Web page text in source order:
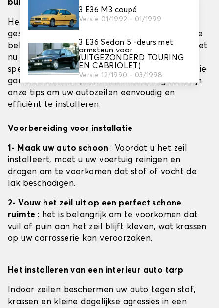
3 E36 M3 coupé
Versie 01/1992 - 01/1999
3 E36 Sedan 5 -deurs met
armsteun voor
(UITGEZONDERD TOURING
EN CABRIOLET)
Versie 12/1990 - 03/1998
buiten en hagelbarrière)
Het beschermen van uw voertuig met een
geschikt zeildoek is essentieel om het uiterlijk te
behouden en de levensduur te verlengen. Of het
nu gaat om dekzeilen voor binnen, buiten of
speciaal gebruik tegen hagel, de juiste installatie
garandeert een optimale bescherming. Hier zijn
onze tips om uw autozeilen eenvoudig en
efficiënt te installeren.
Voorbereiding voor installatie
1- Maak uw auto schoon: Voordat u het zeil
installeert, moet u uw voertuig reinigen en
drogen om te voorkomen dat stof of vocht de
lak beschadigen.
2- Vouw het zeil uit op een perfect schone
ruimte : het is belangrijk om te voorkomen dat
vuil of puin aan het zeil blijft kleven, wat krassen
op uw carrosserie kan veroorzaken.
Het installeren van een interieur auto tarp
Indoor zeilen beschermen uw auto tegen stof,
krassen en kleine dagelijkse agressies in een